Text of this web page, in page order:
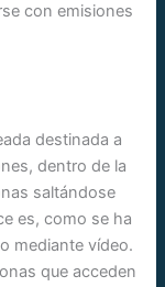
con emisiones
destinada a
dentro de la
saltándose
es, como se ha
mediante vídeo.
que acceden